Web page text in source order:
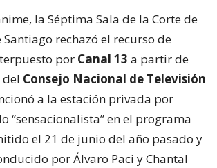
la Séptima Sala de la Corte de
rechazó el recurso de
por Canal 13 a partir de
Consejo Nacional de Televisión
a la estación privada por
“sensacionalista” en el programa
el 21 de junio del año pasado y
por Álvaro Paci y Chantal